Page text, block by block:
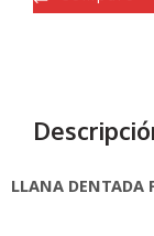
LLANA DENTADA